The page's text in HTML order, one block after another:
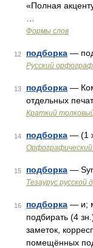
«Полная
Формы слов
12 подборка —
Русский
13 подборка —
отдельных
Краткий
14 подборка — (1
Орфографический
15 подборка —
Тезаурус русской
16 подборка — и;
подбирать (4
заметок,
помещённых